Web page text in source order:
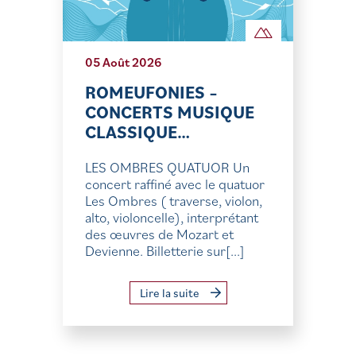
05 Août 2026
ROMEUFONIES –
CONCERTS MUSIQUE
CLASSIQUE…
LES OMBRES QUATUOR Un
concert raffiné avec le quatuor
Les Ombres ( traverse, violon,
alto, violoncelle), interprétant
des œuvres de Mozart et
Devienne. Billetterie sur[...]
Lire la suite